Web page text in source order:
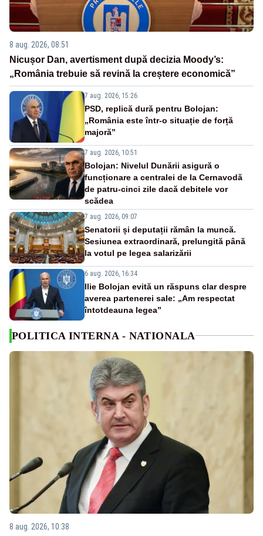
8 aug. 2026, 08:51
Nicușor Dan, avertisment după decizia Moody’s:
„România trebuie să revină la creștere economică”
7 aug. 2026, 15:26
PSD, replică dură pentru Bolojan:
„România este într-o situație de forță
majoră”
7 aug. 2026, 10:51
Bolojan: Nivelul Dunării asigură o
funcționare a centralei de la Cernavodă
de patru-cinci zile dacă debitele vor
scădea
7 aug. 2026, 09:07
Senatorii și deputații rămân la muncă.
Sesiunea extraordinară, prelungită până
la votul pe legea salarizării
6 aug. 2026, 16:34
Ilie Bolojan evită un răspuns clar despre
averea partenerei sale: „Am respectat
întotdeauna legea”
POLITICA INTERNA - NATIONALA
8 aug. 2026, 10:38